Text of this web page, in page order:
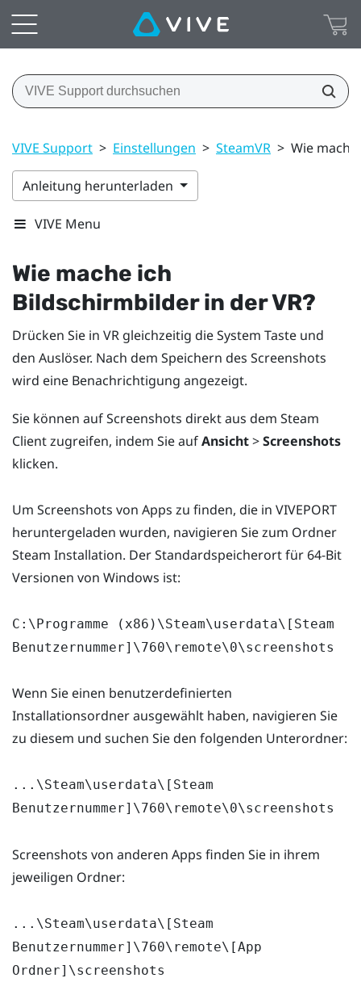
VIVE Support > Einstellungen > SteamVR > Wie
Anleitung herunterladen
VIVE Menu
Wie mache ich
Bildschirmbilder in der VR?
Drücken Sie in VR gleichzeitig dieSystem Taste und
den Auslöser. Nach dem Speichern des Screenshots
wird eine Benachrichtigung angezeigt.
Sie können auf Screenshots direkt aus dem Steam
Client zugreifen, indem Sie aufAnsicht>Screenshots
klicken.
Um Screenshots von Apps zu finden, die in VIVEPORT
heruntergeladen wurden, navigieren Sie zum Ordner
Steam Installation. Der Standardspeicherort für 64-Bit
Versionen von Windows ist:
C:\Programme (x86)\Steam\userdata\[Steam
Benutzernummer]\760\remote\0\screenshots
Wenn Sie einen benutzerdefinierten
Installationsordner ausgewählt haben, navigieren Sie
zu diesem und suchen Sie den folgenden Unterordner:
...\Steam\userdata\[Steam
Benutzernummer]\760\remote\0\screenshots
Screenshots von anderen Apps finden Sie in ihrem
jeweiligen Ordner:
...\Steam\userdata\[Steam
Benutzernummer]\760\remote\[App
Ordner]\screenshots